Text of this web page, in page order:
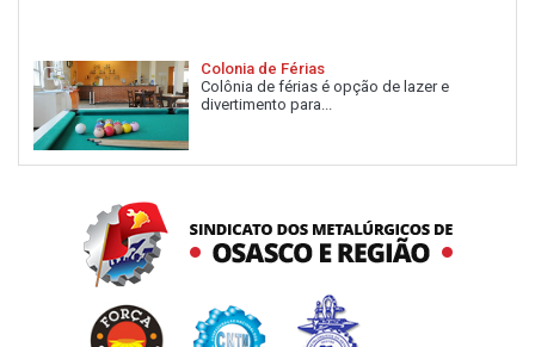
Colonia de Férias
Colônia de férias é opção de lazer e
divertimento para...